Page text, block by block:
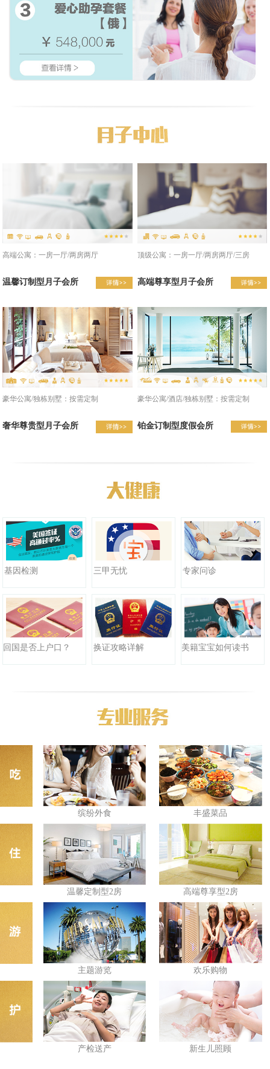
高端公寓：一房一厅/两房两厅
温馨订制型月子会所
顶级公寓：一房一厅/两房两厅/三房
高端尊享型月子会所
豪华公寓/独栋别墅：按需定制
奢华尊贵型月子会所
豪华公寓/酒店/独栋别墅：按需定制
铂金订制型度假会所
基因检测 三甲无忧 专家问诊
回国是否上户口？ 换证攻略详解 美籍宝宝如何读书
缤纷外食 丰盛菜品
温馨定制型2房 高端尊享型2房
主题游览 欢乐购物
产检送产 新生儿照顾